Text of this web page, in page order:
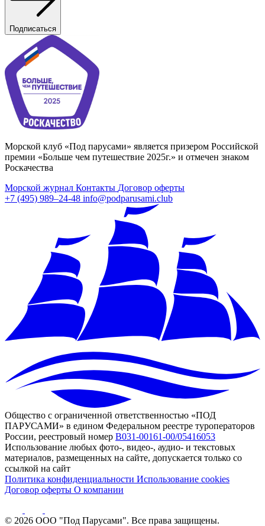
Подписаться
Морской клуб «Под парусами» является призером Российской
премии «Больше чем путешествие 2025г.» и отмечен знаком
Роскачества
Морской журнал Контакты Договор оферты
+7 (495) 989–24-48 info@podparusami.club
Общество с ограниченной ответственностью «ПОД
ПАРУСАМИ» в едином Федеральном реестре туроператоров
России, реестровый номер В031-00161-00/05416053
Использование любых фото-, видео-, аудио- и текстовых
материалов, размещенных на сайте, допускается только со
ссылкой на сайт
Политика конфиденциальности Использование cookies
Договор оферты О компании
© 2026 ООО "Под Парусами". Все права защищены.